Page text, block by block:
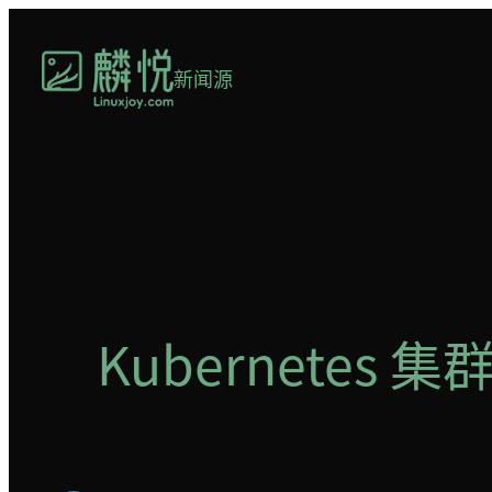
新闻源
Kubernetes 集